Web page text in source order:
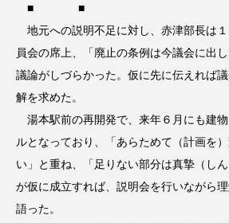
■ ■
地元への説明不足に対し、赤津部長は
員会の席上、「廃止の条例は今議会に出
議論がしづらかった。仮に先に伝えれば
解を求めた。
湯本駅前の再開発で、来年６月にも建
ルとなっており、「あらためて（計画を
い」と重ね、「足りない部分は真摯（し
が仮に成立すれば、説明会を行いながら
語った。